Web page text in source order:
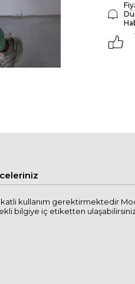
kullanım gerektirmektedir
bilgiye iç etiketten